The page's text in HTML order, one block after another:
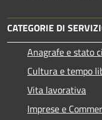
CATEGORIE DI
Anagrafe e stato
Cultura e tempo
Vita lavorativa
Imprese e